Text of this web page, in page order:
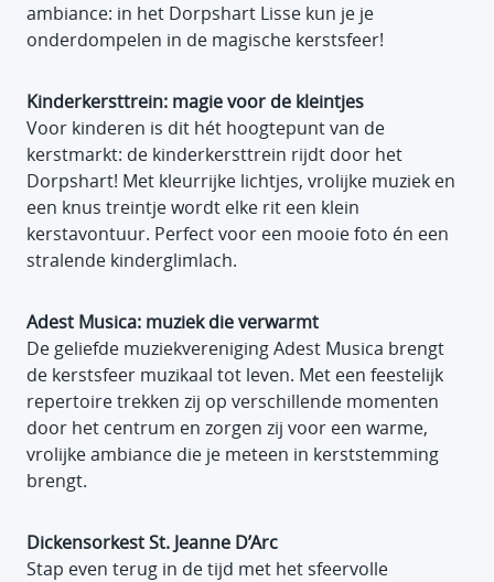
ambiance: in het Dorpshart Lisse kun je je
onderdompelen in de magische kerstsfeer!
Kinderkersttrein: magie voor de kleintjes
Voor kinderen is dit hét hoogtepunt van de
kerstmarkt: de kinderkersttrein rijdt door het
Dorpshart! Met kleurrijke lichtjes, vrolijke muziek en
een knus treintje wordt elke rit een klein
kerstavontuur. Perfect voor een mooie foto én een
stralende kinderglimlach.
Adest Musica: muziek die verwarmt
De geliefde muziekvereniging Adest Musica brengt
de kerstsfeer muzikaal tot leven. Met een feestelijk
repertoire trekken zij op verschillende momenten
door het centrum en zorgen zij voor een warme,
vrolijke ambiance die je meteen in kerststemming
brengt.
Dickensorkest St. Jeanne D’Arc
Stap even terug in de tijd met het sfeervolle